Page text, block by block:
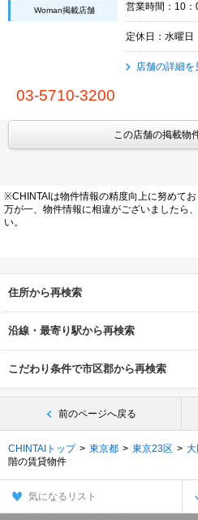
Woman掲載店舗 営業時間：10
定休日：水曜日
店舗の詳細を
03-5710-3200
この店舗の掲載物
※CHINTAIは物件情報の精度向上に努めてお
万が一、物件情報に相違がございましたら、
い。
住所から再検索
沿線・最寄り駅から再検索
こだわり条件で市区郡から再検索
前のページへ戻る
CHINTAIトップ 東京都 東京23区 大
階の賃貸物件
気になるリスト